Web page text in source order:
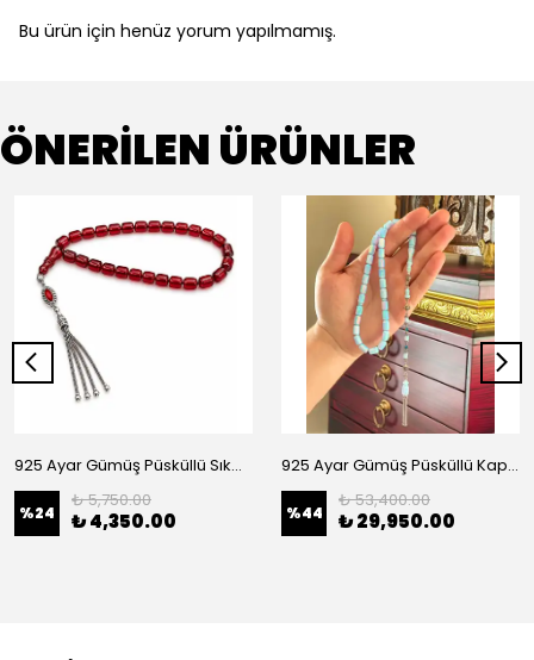
Bu ürün için henüz yorum yapılmamış.
ÖNERİLEN ÜRÜNLER
925 Ayar Gümüş Püsküllü Sıkma Kehribar Tesbih
%24
₺ 5,750.00
₺ 4,350.00
925 Ayar Gümüş Püsküllü Kapsül Kesim Opal Taşı Tesbih
%44
₺ 53,400.00
₺ 29,950.00